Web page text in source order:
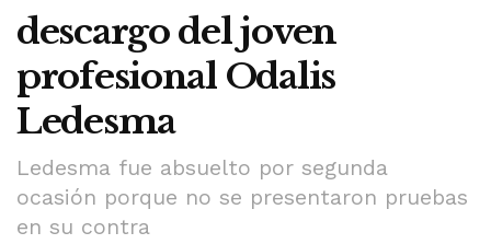
descargo del joven
profesional Odalis
Ledesma
Ledesma fue absuelto por segunda
ocasión porque no se presentaron pruebas
en su contra